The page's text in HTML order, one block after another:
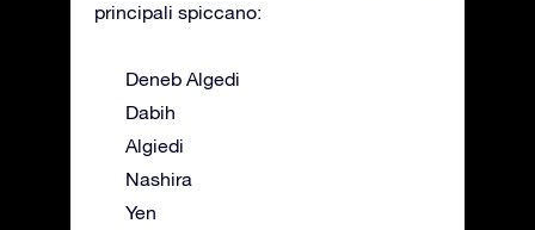
principali spiccano:
Deneb Algedi
Dabih
Algiedi
Nashira
Yen